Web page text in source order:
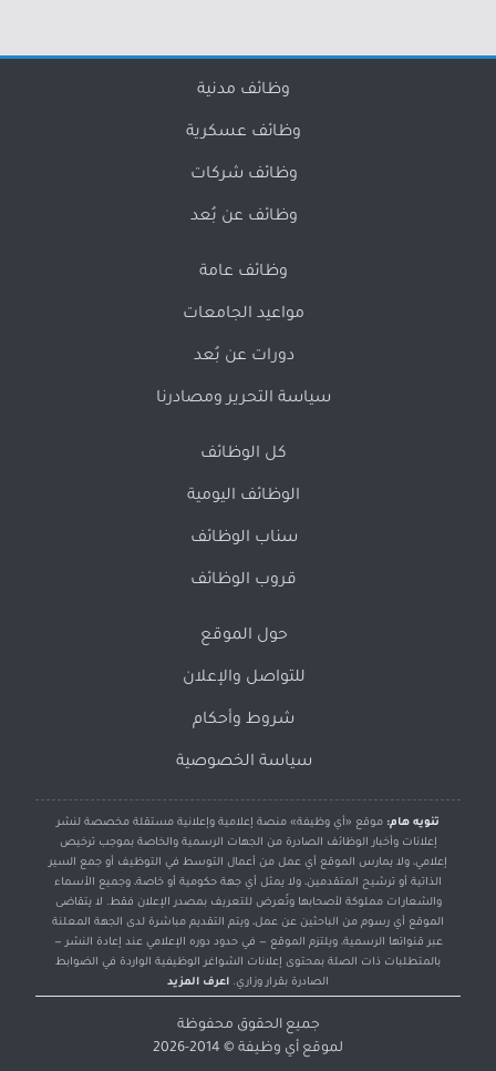
وظائف مدنية
وظائف عسكرية
وظائف شركات
وظائف عن بُعد
وظائف عامة
مواعيد الجامعات
دورات عن بُعد
سياسة التحرير ومصادرنا
كل الوظائف
الوظائف اليومية
سناب الوظائف
قروب الوظائف
حول الموقع
للتواصل والإعلان
شروط وأحكام
سياسة الخصوصية
تنويه هام: موقع «أي وظيفة» منصة إعلامية وإعلانية مستقلة مخصصة لنشر
إعلانات وأخبار الوظائف الصادرة من الجهات الرسمية والخاصة بموجب ترخيص
إعلامي، ولا يمارس الموقع أي عمل من أعمال التوسط في التوظيف أو جمع السير
الذاتية أو ترشيح المتقدمين، ولا يمثل أي جهة حكومية أو خاصة، وجميع الأسماء
والشعارات مملوكة لأصحابها وتُعرض للتعريف بمصدر الإعلان فقط. لا يتقاضى
الموقع أي رسوم من الباحثين عن عمل، ويتم التقديم مباشرة لدى الجهة المعلنة
عبر قنواتها الرسمية، ويلتزم الموقع — في حدود دوره الإعلامي عند إعادة النشر —
بالمتطلبات ذات الصلة بمحتوى إعلانات الشواغر الوظيفية الواردة في الضوابط
الصادرة بقرار وزاري. اعرف المزيد
جميع الحقوق محفوظة
لموقع أي وظيفة © 2014-2026